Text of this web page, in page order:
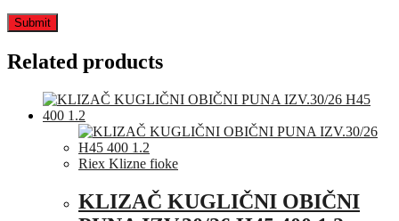
Related products
Riex Klizne fioke
KLIZAČ KUGLIČNI OBIČNI